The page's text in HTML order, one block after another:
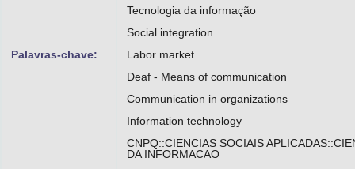
Palavras-chave:
Tecnologia da informação
Social integration
Labor market
Deaf - Means of communication
Communication in organizations
Information technology
CNPQ::CIENCIAS SOCIAIS
DA INFORMACAO